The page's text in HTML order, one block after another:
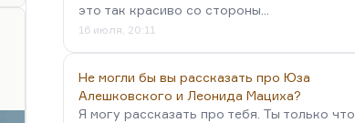
это так красиво со стороны...
16 июля, 20:11
Не могли бы вы рассказать про Юза
Алешковского и Леонида Мациха?
Я могу рассказать про тебя. Ты только что